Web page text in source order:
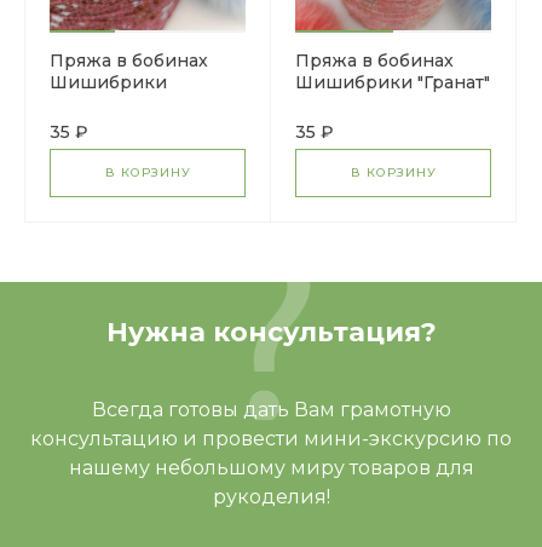
Пряжа в бобинах
Шишибрики
35 ₽
В КОРЗИНУ
Пряжа в бобинах
Шишибрики "Гранат"
35 ₽
В КОРЗИНУ
Нужна консультация?
Всегда готовы дать Вам грамотную
консультацию и провести мини-экскурсию по
нашему небольшому миру товаров для
рукоделия!